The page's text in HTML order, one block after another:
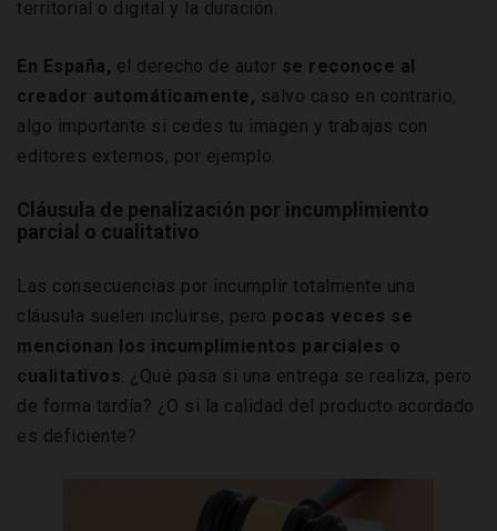
territorial o digital y la duración.
En España, el derecho de autor se reconoce al
creador automáticamente, salvo caso en contrario,
algo importante si cedes tu imagen y trabajas con
editores externos, por ejemplo.
Cláusula de penalización por incumplimiento
parcial o cualitativo
Las consecuencias por incumplir totalmente una
cláusula suelen incluirse, pero pocas veces se
mencionan los incumplimientos parciales o
cualitativos. ¿Qué pasa si una entrega se realiza, pero
de forma tardía? ¿O si la calidad del producto acordado
es deficiente?